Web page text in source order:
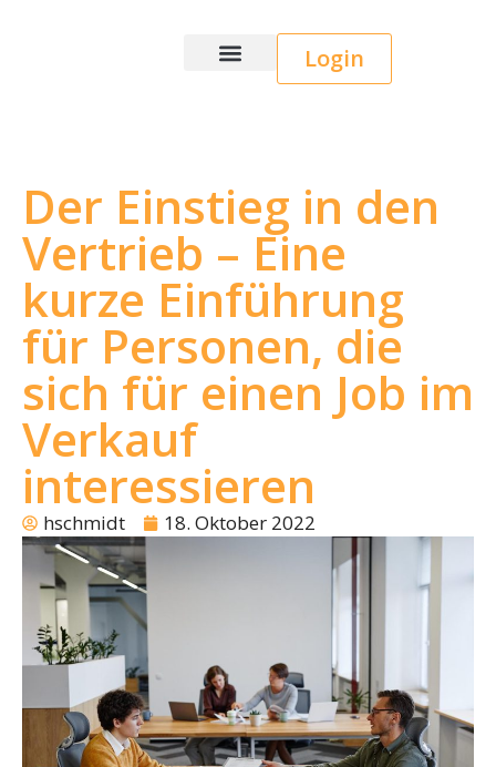
Login
Der Einstieg in den
Vertrieb – Eine
kurze Einführung
für Personen, die
sich für einen Job im
Verkauf
interessieren
hschmidt 18. Oktober 2022